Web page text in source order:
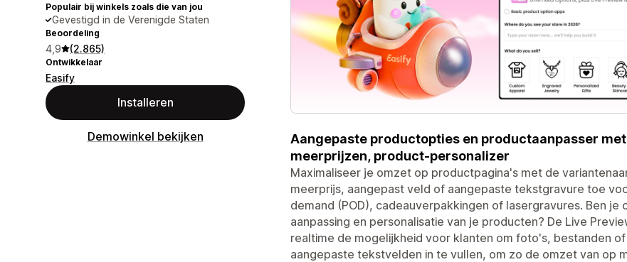
Populair bij winkels zoals die van jou
Gevestigd in de Verenigde Staten
Beoordeling
4,9 (2.865)
Ontwikkelaar
Easify
Installeren
Demowinkel bekijken
Aangepaste productopties en productaanpasser
meerprijzen, product-personalizer
Maximaliseer je omzet op productpagina's met de
meerprijs, aangepast veld of aangepaste tekstgravure toe
demand (POD), cadeauverpakkingen of lasergravures. Ben
aanpassing en personalisatie van je producten? De Live
realtime de mogelijkheid voor klanten om foto's, bestanden
aangepaste tekstvelden in te vullen, om zo de omzet van op